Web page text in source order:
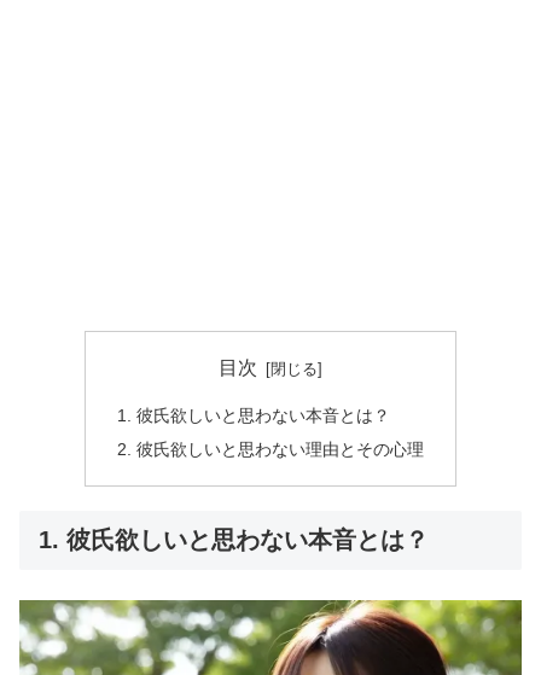
目次
1. 彼氏欲しいと思わない本音とは？
2. 彼氏欲しいと思わない理由とその心理
1. 彼氏欲しいと思わない本音とは？